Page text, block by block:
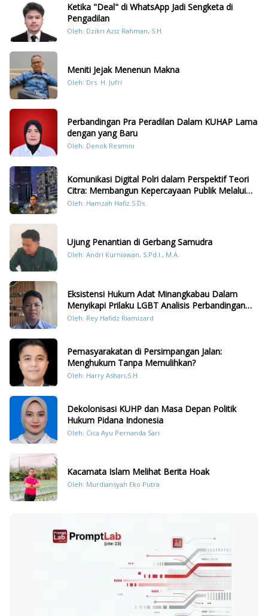
Ketika "Deal" di WhatsApp Jadi Sengketa di
Pengadilan
Oleh: Dzikri Aziz Rahman, S.H
Meniti Jejak Menenun Makna
Oleh: Drs. H. Jufri
Perbandingan Pra Peradilan Dalam KUHAP Lama
dengan yang Baru
Oleh: Denok Resmini
Komunikasi Digital Polri dalam Perspektif Teori
Citra: Membangun Kepercayaan Publik Melalui
Konten Humanis Kesiapsiagaan Bencana di
Oleh: Hamzah Hafiz S.Ds.
Ujung Penantian di Gerbang Samudra
Oleh: Andri Kurniawan, S.Pd.I., M.A.
Eksistensi Hukum Adat Minangkabau Dalam
Menyikapi Prilaku LGBT Analisis Perbandingan
Dengan Hukum Pidana
Oleh: Rey Hafidz Riamizard
Pemasyarakatan di Persimpangan Jalan:
Menghukum Tanpa Memulihkan?
Oleh: Harry Ashari,S.H.
Dekolonisasi KUHP dan Masa Depan Politik
Hukum Pidana Indonesia
Oleh: Cica Ayu Pernanda Sari
Kacamata Islam Melihat Berita Hoak
Oleh: Murdiansyah Eko Putra